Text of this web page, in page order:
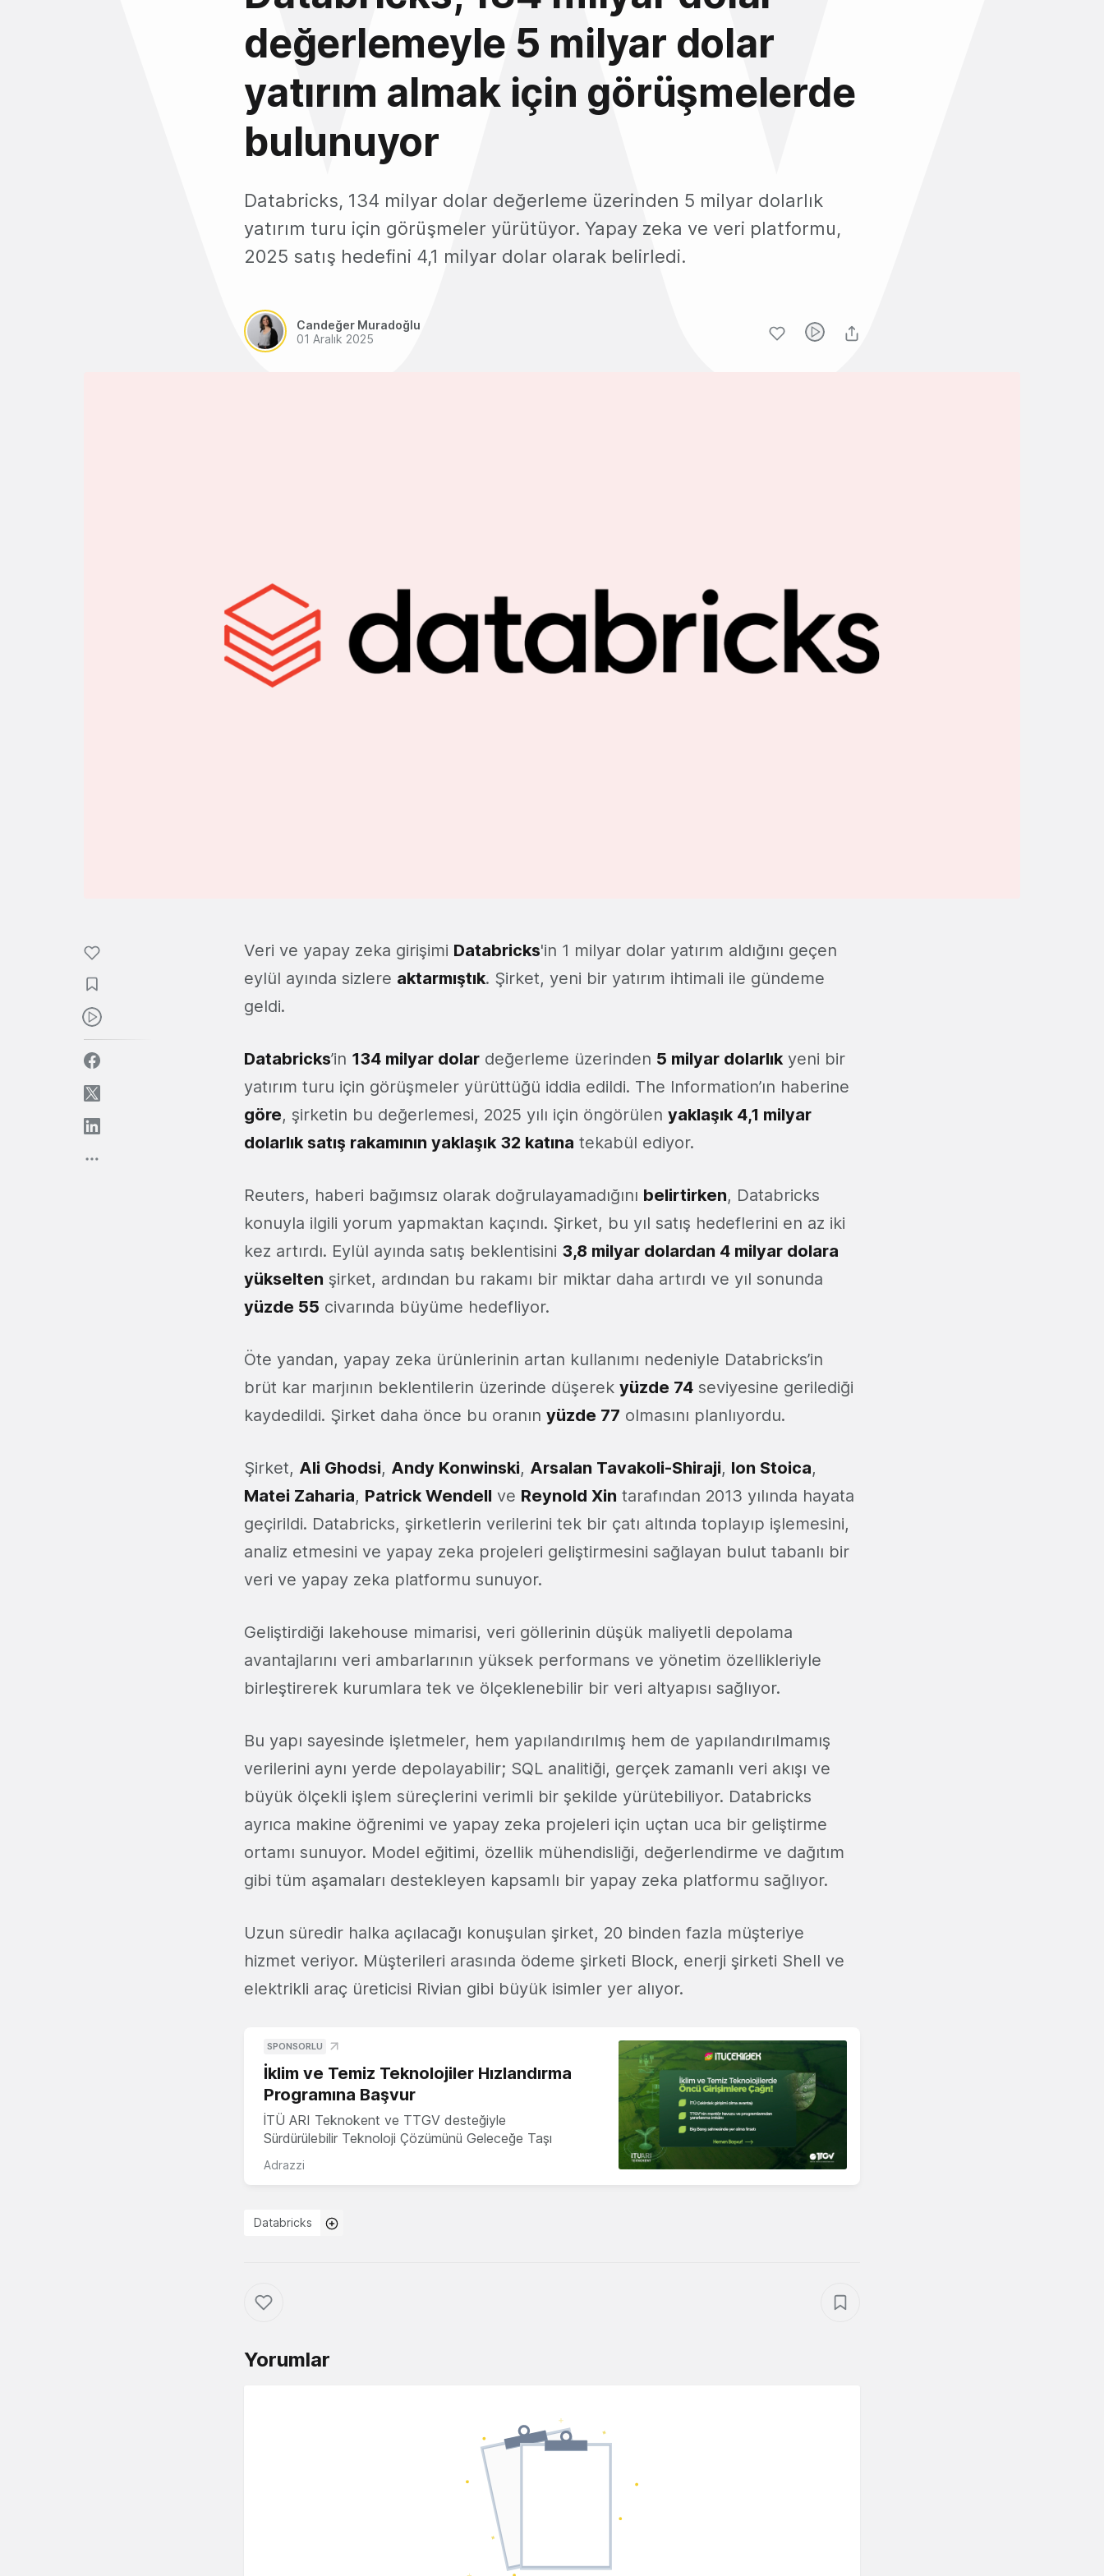
değerlemeyle 5 milyar dolar
yatırım almak için görüşmelerde
bulunuyor
Databricks, 134 milyar dolar değerleme üzerinden 5 milyar dolarlık
yatırım turu için görüşmeler yürütüyor. Yapay zeka ve veri platformu,
2025 satış hedefini 4,1 milyar dolar olarak belirledi.
Candeğer Muradoğlu
01 Aralık 2025
Veri ve yapay zeka girişimi Databricks'in 1 milyar dolar yatırım aldığını geçen
eylül ayında sizlere aktarmıştık. Şirket, yeni bir yatırım ihtimali ile gündeme
geldi.
Databricks’in 134 milyar dolar değerleme üzerinden 5 milyar dolarlıkyeni bir
yatırım turu için görüşmeler yürüttüğü iddia edildi. The Information’ın haberine
göre, şirketin bu değerlemesi, 2025 yılı için öngörülen yaklaşık 4,1 milyar
dolarlık satış rakamının yaklaşık 32 katına tekabül ediyor.
Reuters, haberi bağımsız olarak doğrulayamadığını belirtirken, Databricks
konuyla ilgili yorum yapmaktan kaçındı. Şirket, bu yıl satış hedeflerini en az iki
kez artırdı. Eylül ayında satış beklentisini 3,8 milyar dolardan 4 milyar dolara
yükselten şirket, ardından bu rakamı bir miktar daha artırdı ve yıl sonunda
yüzde 55 civarında büyüme hedefliyor.
Öte yandan, yapay zeka ürünlerinin artan kullanımı nedeniyle Databricks’in
brüt kar marjının beklentilerin üzerinde düşerek yüzde 74 seviyesine gerilediği
kaydedildi. Şirket daha önce bu oranın yüzde 77 olmasını planlıyordu.
Şirket, Ali Ghodsi, Andy Konwinski, Arsalan Tavakoli-Shiraji, Ion Stoica,
Matei Zaharia, Patrick Wendell ve Reynold Xin tarafından 2013 yılında hayata
geçirildi. Databricks, şirketlerin verilerini tek bir çatı altında toplayıp işlemesini,
analiz etmesini ve yapay zeka projeleri geliştirmesini sağlayan bulut tabanlı bir
veri ve yapay zeka platformu sunuyor.
Geliştirdiği lakehouse mimarisi, veri göllerinin düşük maliyetli depolama
avantajlarını veri ambarlarının yüksek performans ve yönetim özellikleriyle
birleştirerek kurumlara tek ve ölçeklenebilir bir veri altyapısı sağlıyor.
Bu yapı sayesinde işletmeler, hem yapılandırılmış hem de yapılandırılmamış
verilerini aynı yerde depolayabilir; SQL analitiği, gerçek zamanlı veri akışı ve
büyük ölçekli işlem süreçlerini verimli bir şekilde yürütebiliyor. Databricks
ayrıca makine öğrenimi ve yapay zeka projeleri için uçtan uca bir geliştirme
ortamı sunuyor. Model eğitimi, özellik mühendisliği, değerlendirme ve dağıtım
gibi tüm aşamaları destekleyen kapsamlı bir yapay zeka platformu sağlıyor.
Uzun süredir halka açılacağı konuşulan şirket, 20 binden fazla müşteriye
hizmet veriyor. Müşterileri arasında ödeme şirketi Block, enerji şirketi Shell ve
elektrikli araç üreticisi Rivian gibi büyük isimler yer alıyor.
SPONSORLU
İklim ve Temiz Teknolojiler Hızlandırma
Programına Başvur
İTÜ ARI Teknokent ve TTGV desteğiyle
Sürdürülebilir Teknoloji Çözümünü Geleceğe Taşı
Adrazzi
Databricks
Yorumlar